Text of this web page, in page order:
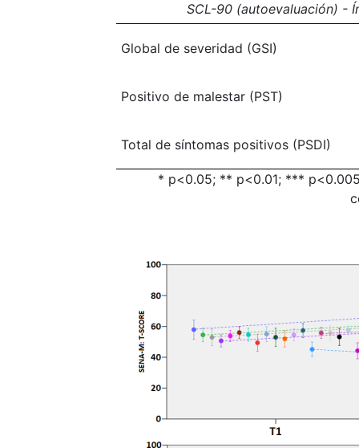
SCL-90 (autoevaluación) -
Global de severidad (GSI)
Positivo de malestar (PST)
Total de síntomas positivos (PSDI)
* p<0.05; ** p<0.01; ***